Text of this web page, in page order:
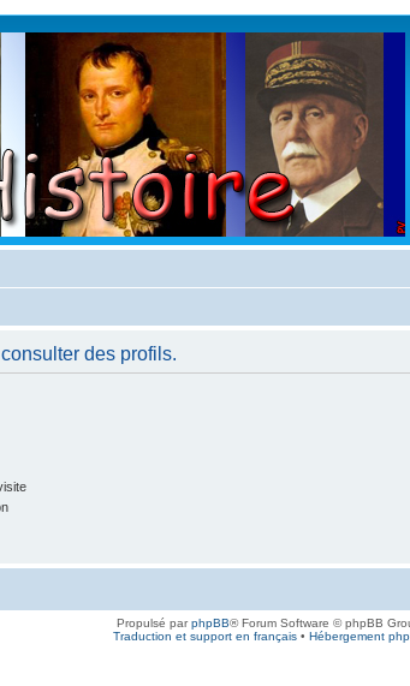
des profils.
Propulsé parphpBB® Forum Software © phpBB
Traduction et support en français• Hébergement